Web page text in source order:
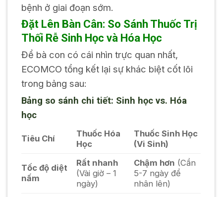
bệnh ở giai đoạn sớm.
Đặt Lên Bàn Cân: So Sánh Thuốc Trị
Thối Rễ Sinh Học và Hóa Học
Để bà con có cái nhìn trực quan nhất,
ECOMCO tổng kết lại sự khác biệt cốt lõi
trong bảng sau:
Bảng so sánh chi tiết: Sinh học vs. Hóa
học
Tiêu Chí
Thuốc Hóa
Học
Thuốc Sinh Học
(Vi Sinh)
Tốc độ diệt
nấm
Rất nhanh
(Vài giờ – 1
ngày)
Chậm hơn (Cần
5-7 ngày để
nhân lên)